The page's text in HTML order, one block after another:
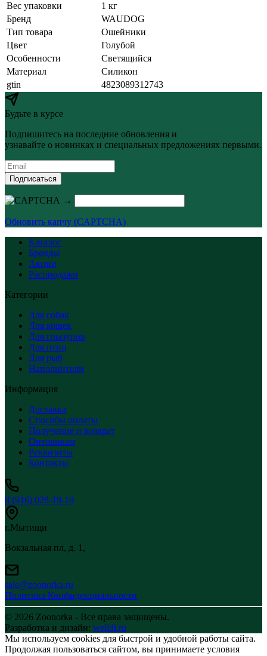
Вес упаковки
1 кг
Бренд
WAUDOG
Тип товара
Ошейники
Цвет
Голубой
Особенности
Светящийся
Материал
Силикон
gtin
4823089312743
Будьте в курсе
Подпишитесь на последние обновления и
узнавайте о новинках и специальных предложениях первыми.
Подписаться
→
Обновить капчу (CAPTCHA)
Каталог
Бренды
Акции
Распродажи
Категории
Для собак
Для кошек
Для грызунов
Для птиц
Для рыб
Наполнители
Информация
Доставка
Способы оплаты
Получение и возврат
Оптовикам
Реквизиты
Контакты
8 (916) 028-19-19
г.Мытищи
Вокзальная пл, д. 1,
sale@zoonorka.ru
Политика Конфиденциальности
© 2026 Zoonorka - Все права защищены.
Разработка и дизайн: welldi.ru
Мы используем cookies для быстрой и удобной работы сайта.
Продолжая пользоваться сайтом, вы принимаете условия